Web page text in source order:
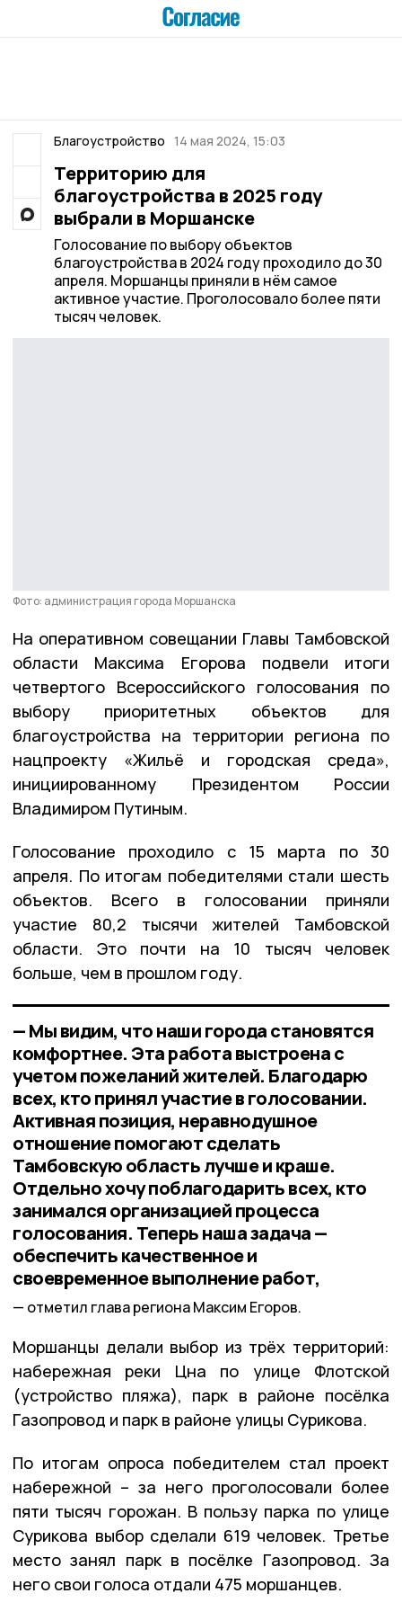
Благоустройство 14 мая 2024, 15:03
Территорию для
благоустройства в 2025 году
выбрали в Моршанске
Голосование по выбору объектов
благоустройства в 2024 году проходило до 30
апреля. Моршанцы приняли в нём самое
активное участие. Проголосовало более пяти
тысяч человек.
Фото: администрация города Моршанска
На оперативном совещании Главы Тамбовской
области Максима Егорова подвели итоги
четвертого Всероссийского голосования по
выбору приоритетных объектов для
благоустройства на территории региона по
нацпроекту «Жильё и городская среда»,
инициированному Президентом России
Владимиром Путиным.
Голосование проходило с 15 марта по 30
апреля. По итогам победителями стали шесть
объектов. Всего в голосовании приняли
участие 80,2 тысячи жителей Тамбовской
области. Это почти на 10 тысяч человек
больше, чем в прошлом году.
— Мы видим, что наши города становятся
комфортнее. Эта работа выстроена с
учетом пожеланий жителей. Благодарю
всех, кто принял участие в голосовании.
Активная позиция, неравнодушное
отношение помогают сделать
Тамбовскую область лучше и краше.
Отдельно хочу поблагодарить всех, кто
занимался организацией процесса
голосования. Теперь наша задача —
обеспечить качественное и
своевременное выполнение работ,
отметил глава региона Максим Егоров.
Моршанцы делали выбор из трёх территорий:
набережная реки Цна по улице Флотской
(устройство пляжа), парк в районе посёлка
Газопровод и парк в районе улицы Сурикова.
По итогам опроса победителем стал проект
набережной – за него проголосовали более
пяти тысяч горожан. В пользу парка по улице
Сурикова выбор сделали 619 человек. Третье
место занял парк в посёлке Газопровод. За
него свои голоса отдали 475 моршанцев.